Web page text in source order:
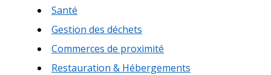
Santé
Gestion des déchets
Commerces de proximité
Restauration & Hébergements